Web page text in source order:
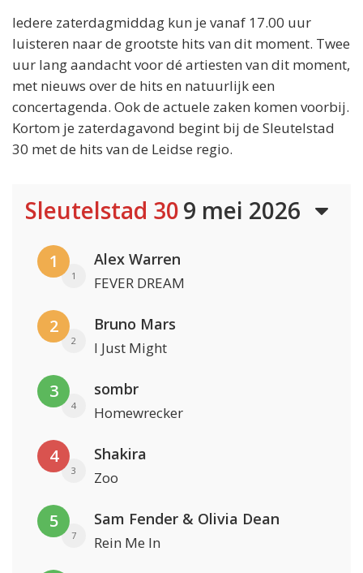
Iedere zaterdagmiddag kun je vanaf 17.00 uur
luisteren naar de grootste hits van dit moment. Twee
uur lang aandacht voor dé artiesten van dit moment,
met nieuws over de hits en natuurlijk een
concertagenda. Ook de actuele zaken komen voorbij.
Kortom je zaterdagavond begint bij de Sleutelstad
30 met de hits van de Leidse regio.
Sleutelstad 309 mei 2026
1
1
Alex Warren
FEVER DREAM
2
2
Bruno Mars
I Just Might
3
4
sombr
Homewrecker
4
3
Shakira
Zoo
5
7
Sam Fender & Olivia Dean
Rein Me In